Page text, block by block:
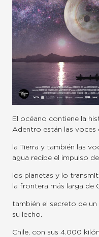
El océano contiene la
Adentro están las voces
la Tierra y también las
agua recibe el impulso de
los planetas y lo
la frontera más larga de
también el secreto de
su lecho.
Chile, con sus 4.000